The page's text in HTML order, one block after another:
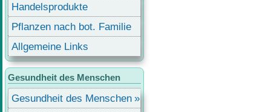
Handelsprodukte
Pflanzen nach bot. Familie
Allgemeine Links
Gesundheit des Menschen
Gesundheit des Menschen